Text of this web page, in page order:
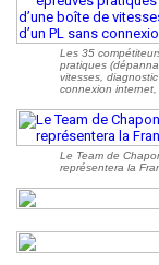
Les 35
pratiques
vitesses,
connexion internet,
Le Team de
représentera la